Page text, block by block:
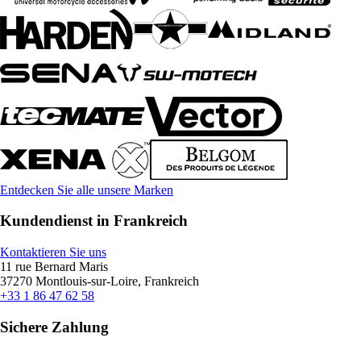
Entdecken Sie alle unsere Marken
Kundendienst in Frankreich
Kontaktieren Sie uns
11 rue Bernard Maris
37270 Montlouis-sur-Loire, Frankreich
+33 1 86 47 62 58
Sichere Zahlung